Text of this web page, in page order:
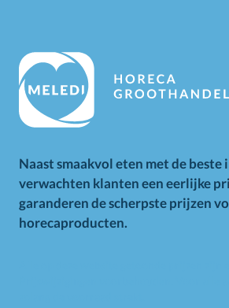
Naast smaakvol eten met de
verwachten klanten een eerlijke
garanderen de scherpste prijzen
horecaproducten.